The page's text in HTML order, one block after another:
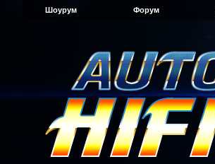
Шоурум Форум